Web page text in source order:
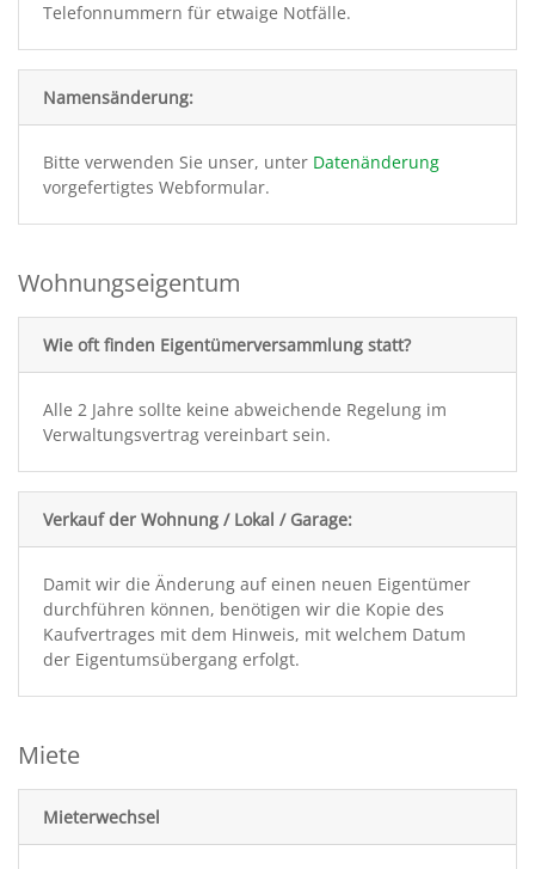
Telefonnummern für etwaige Notfälle.
Namensänderung:
Bitte verwenden Sie unser, unter Datenänderung
vorgefertigtes Webformular.
Wohnungseigentum
Wie oft finden Eigentümerversammlung statt?
Alle 2 Jahre sollte keine abweichende Regelung im
Verwaltungsvertrag vereinbart sein.
Verkauf der Wohnung / Lokal / Garage:
Damit wir die Änderung auf einen neuen Eigentümer
durchführen können, benötigen wir die Kopie des
Kaufvertrages mit dem Hinweis, mit welchem Datum
der Eigentumsübergang erfolgt.
Miete
Mieterwechsel